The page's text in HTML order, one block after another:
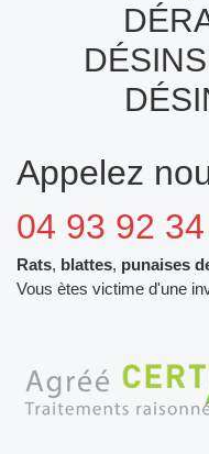
Appelez
04 93 92
Rats, blattes, punaises
Vous ètes victime d'une